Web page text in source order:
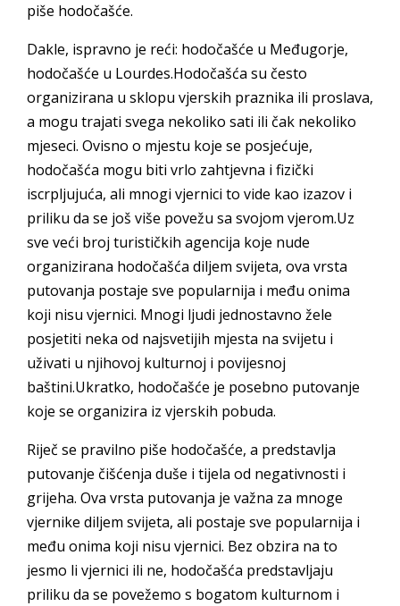
piše hodočašće.
Dakle, ispravno je reći: hodočašće u Međugorje,
hodočašće u Lourdes.Hodočašća su često
organizirana u sklopu vjerskih praznika ili proslava,
a mogu trajati svega nekoliko sati ili čak nekoliko
mjeseci. Ovisno o mjestu koje se posjećuje,
hodočašća mogu biti vrlo zahtjevna i fizički
iscrpljujuća, ali mnogi vjernici to vide kao izazov i
priliku da se još više povežu sa svojom vjerom.Uz
sve veći broj turističkih agencija koje nude
organizirana hodočašća diljem svijeta, ova vrsta
putovanja postaje sve popularnija i među onima
koji nisu vjernici. Mnogi ljudi jednostavno žele
posjetiti neka od najsvetijih mjesta na svijetu i
uživati u njihovoj kulturnoj i povijesnoj
baštini.Ukratko, hodočašće je posebno putovanje
koje se organizira iz vjerskih pobuda.
Riječ se pravilno piše hodočašće, a predstavlja
putovanje čišćenja duše i tijela od negativnosti i
grijeha. Ova vrsta putovanja je važna za mnoge
vjernike diljem svijeta, ali postaje sve popularnija i
među onima koji nisu vjernici. Bez obzira na to
jesmo li vjernici ili ne, hodočašća predstavljaju
priliku da se povežemo s bogatom kulturnom i